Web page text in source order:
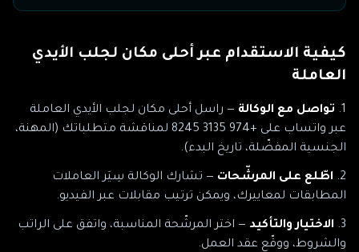
كيفية الاستقدام عبر أحلى مكان لجلب الأيدي
العاملة
تواصل مع الوكالة — راسل أحلى مكان لجلب الأيدي العاملة
عبر واتساب على +974 3135 8245
لمناقشة متطلباتك (المهنة،
الجنسية المفضّلة، تاريخ البدء).
اطّلع على المرشّحات — تشارك الوكالة سِيَر العاملات
المطابقات لمعاييرك، ويمكن ترتيب مقابلات عبر الفيديو.
الاختيار والتأكيد — اختر المرشّحة المناسبة، واتفق على الراتب
والشروط، ووقّع عقد العمل.